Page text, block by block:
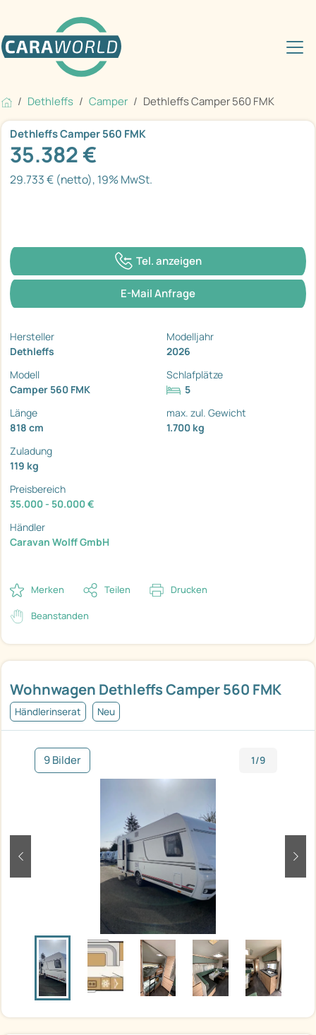
Dethleffs Camper Dethleffs Camper 560 FMK
Wohnwagen Dethleffs Camper 560 FMK
Händlerinserat Neu
9 Bilder 1/9
zurück
Dethleffs Camper 560 FMK
35.382 €
29.733 € (netto), 19% MwSt.
Tel. anzeigen
E-Mail Anfrage
Hersteller
Dethleffs
Modelljahr
2026
Modell
Camper 560 FMK
Schlafplätze
5
Länge
818 cm
max. zul. Gewicht
1.700 kg
Zuladung
119 kg
Preisbereich
35.000 - 50.000 €
Händler
Caravan Wolff GmbH
Merken Teilen Drucken
Beanstanden